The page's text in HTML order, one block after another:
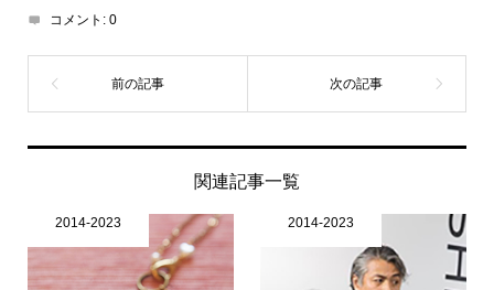
コメント: 0
関連記事一覧
2014-2023 2014-2023